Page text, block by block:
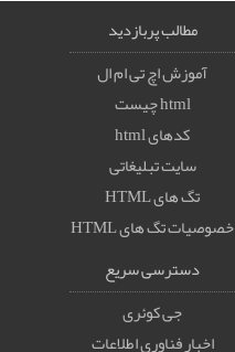
مطالب پربازدید
آموزش اچ تی ام ال
html چیست
کدهای html
سایت تبلیغاتی
تگ های HTML
خصوصيات تگ های HTML
دسترسی سریع
جی کوئری
اخبار فناوری اطلاعات